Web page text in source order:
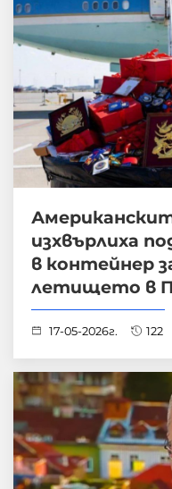
изхвърлиха
в контейнер
летището в
17-05-2026г. 122